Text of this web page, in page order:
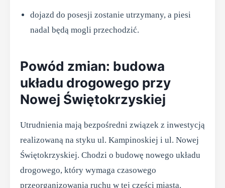
dojazd do posesji zostanie utrzymany, a piesi
nadal będą mogli przechodzić.
Powód zmian: budowa
układu drogowego przy
Nowej Świętokrzyskiej
Utrudnienia mają bezpośredni związek z inwestycją
realizowaną na styku ul. Kampinoskiej i ul. Nowej
Świętokrzyskiej. Chodzi o budowę nowego układu
drogowego, który wymaga czasowego
przeorganizowania ruchu w tej części miasta.